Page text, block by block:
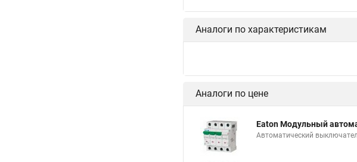
Аналоги по характеристикам
Аналоги по цене
Eaton Модульный
Автоматический